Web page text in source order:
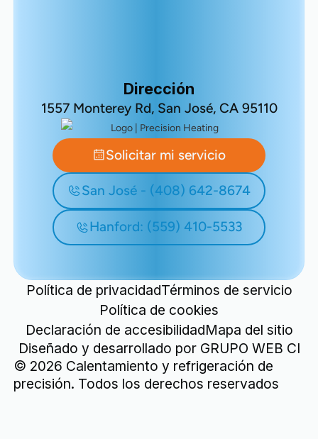
Dirección
1557 Monterey Rd, San José, CA 95110
Solicitar mi servicio
San José - (408) 642-8674
Hanford: (559) 410-5533
Diseñado y desarrollado por GRUPO WEB CI
© 2026 Calentamiento y refrigeración de
precisión. Todos los derechos reservados
Política de privacidadTérminos de servicio
Política de cookies
Declaración de accesibilidadMapa del sitio